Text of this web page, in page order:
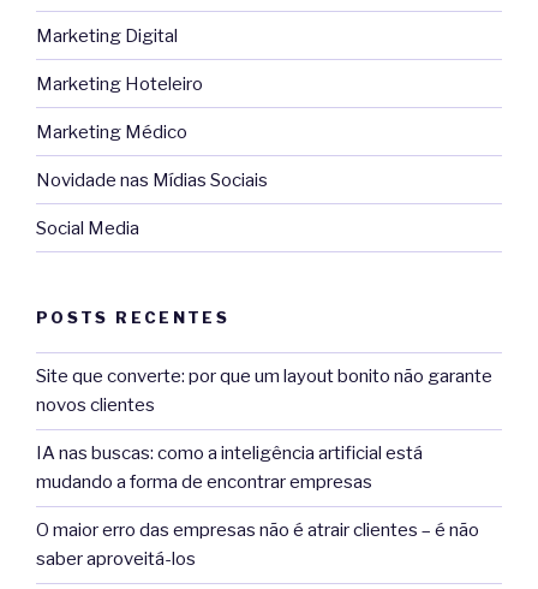
Marketing Digital
Marketing Hoteleiro
Marketing Médico
Novidade nas Mídias Sociais
Social Media
POSTS RECENTES
Site que converte: por que um layout bonito não garante
novos clientes
IA nas buscas: como a inteligência artificial está
mudando a forma de encontrar empresas
O maior erro das empresas não é atrair clientes – é não
saber aproveitá-los